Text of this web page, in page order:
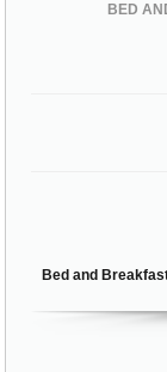
BED
Bed and